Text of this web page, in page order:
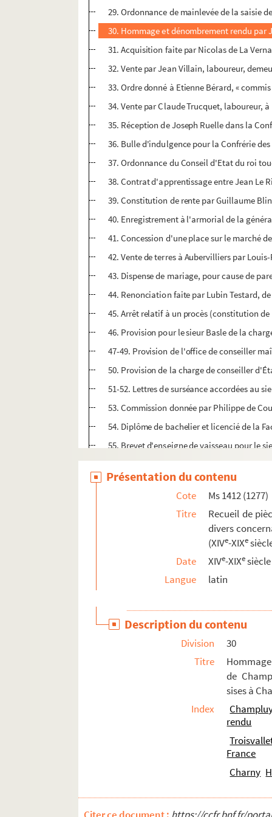
29. Ordonnance de mainlevée de la saisie
30. Hommage et dénombrement rendu par
31. Acquisition faite par Nicolas de La
32. Vente par Jean Villain, laboureur,
33. Ordre donné à Etienne Bérard, «
34. Vente par Claude Trucquet, laboureur,
35. Réception de Joseph Ruelle dans la
36. Bulle d'indulgence pour la Confrérie
37. Ordonnance du Conseil d'Etat du roi
38. Contrat d'apprentissage entre Jean Le
39. Constitution de rente par Guillaume
40. Enregistrement à l'armorial de la
41. Concession d'une place sur le marché
42. Vente de terres à Aubervilliers par
43. Dispense de mariage, pour cause de
44. Renonciation faite par Lubin Testard,
45. Arrêt relatif à un procès (constitution
46. Provision pour le sieur Basle de la
47-49. Provision de l'office de conseiller
50. Provision de la charge de conseiller
51-52. Lettres de surséance accordées au
53. Commission donnée par Philippe de
54. Diplôme de bachelier et licencié de la
55. Brevet d'enseigne de vaisseau pour le
56. Brevet de capitaine de brûlot pour le
57. Commission de l'office de greffier « en
58. « Retenue d'aumonier et confesseur
59. « Retenue de clerc de chapelle de
60. Formule exécutoire d'un arrêt rendu
61. Certificat de diplôme de maître-èz-
62. Fragment de lettres ratifiant une
64. Brevet d'une pension de 600 livres en
65. Brevet de garde national pour René
67. Brevet d'aide-de-camp du général
68. Brevet de sous-lieutenant des
69. Autorisation de porter la décoration
70-118. Recueil de quittances données
Ms 1413 (1278). Recueil de pièces,
Ms 1414 (1279). Recueil de pièces,
Présentation du contenu
Cote
Ms 1412 (1277)
Titre
Recueil de
divers
(XIVe-XIXe
Date
XIVe-XIXesiècle
Langue
latin
Description du contenu
Division
30
Titre
de
sises à
Index
rendu
France
Charny